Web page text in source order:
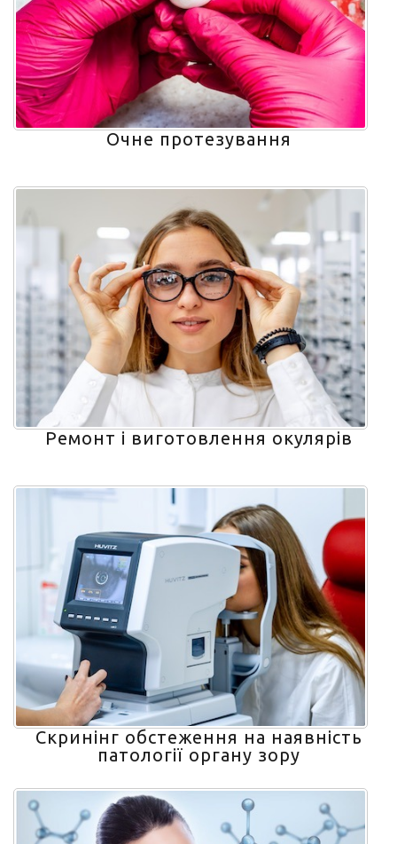
Очне протезування
Ремонт і виготовлення окулярів
Скринінг обстеження на наявність
патології органу зору